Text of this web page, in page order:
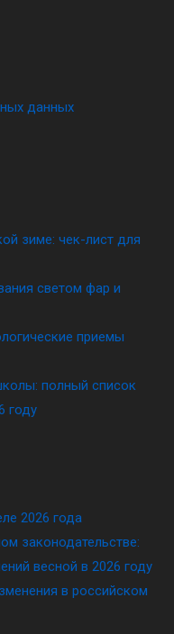
данных
зиме: чек-лист для
светом фар и
приемы
полный список
году
2026 года
законодательстве:
весной в 2026 году
в российском